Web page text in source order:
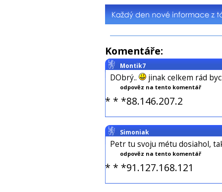
Komentáře:
Montik7
DObrý.. jinak celkem rád
odpověz na tento komentář
* * *88.146.207.2
Simoniak
Petr tu svoju métu dosiahol,
odpověz na tento komentář
* * *91.127.168.121